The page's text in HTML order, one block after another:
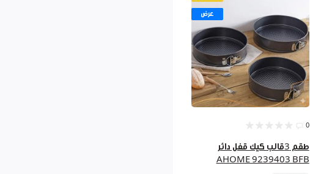
عرض
0
طقم 3قالب كيك قفل دائر
AHOME 9239403 BFB